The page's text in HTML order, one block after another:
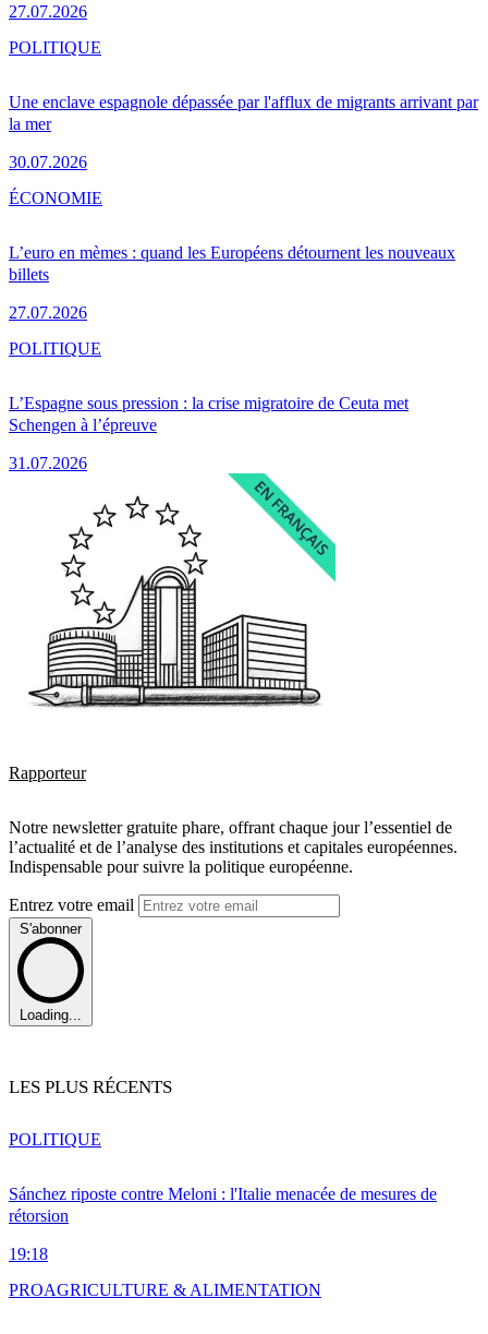
27.07.2026
Une enclave espagnole dépassée par l'afflux de migrants arrivant par
la mer
30.07.2026
POLITIQUE
L’euro en mèmes : quand les Européens détournent les nouveaux
billets
27.07.2026
ÉCONOMIE
L’Espagne sous pression : la crise migratoire de Ceuta met
Schengen à l’épreuve
31.07.2026
POLITIQUE
Rapporteur
Notre newsletter gratuite phare, offrant chaque jour l’essentiel de
l’actualité et de l’analyse des institutions et capitales européennes.
Indispensable pour suivre la politique européenne.
Entrez votre email
S'abonner
Loading...
LES PLUS RÉCENTS
Sánchez riposte contre Meloni : l'Italie menacée de mesures de
rétorsion
19:18
POLITIQUE
PROAGRICULTURE & ALIMENTATION